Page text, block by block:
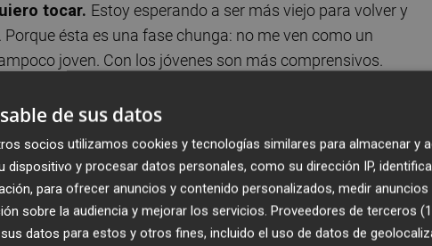
tocar. Estoy esperando a ser más viejo para volver y
ésta es una fase chunga: no me ven como un
joven. Con los jóvenes son más comprensivos.
encorvaré y volveré.
cavernícola.Personaje en fa mayor de la galería de
es como si cayera la bomba atómica de la bondad.
de sus datos
socios utilizamos cookies y tecnologías similares para almacenar y
dispositivo y procesar datos personales, como su dirección IP,
para ofrecer anuncios y contenido personalizados, medir anuncios
sobre la audiencia y mejorar los servicios. Proveedores de terceros
datos para estos y otros fines, incluido el uso de datos de